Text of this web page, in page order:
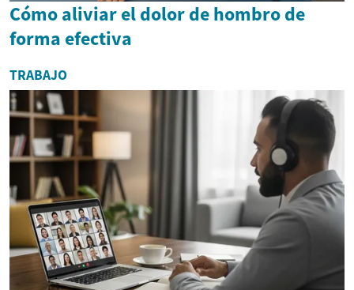
Cómo aliviar el dolor de hombro de
forma efectiva
TRABAJO